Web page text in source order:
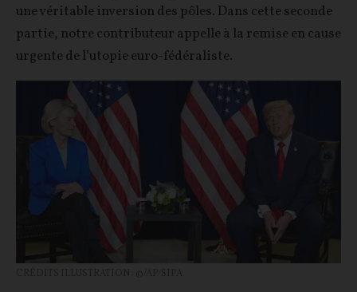
une véritable inversion des pôles. Dans cette seconde
partie, notre contributeur appelle à la remise en cause
urgente de l’utopie euro-fédéraliste.